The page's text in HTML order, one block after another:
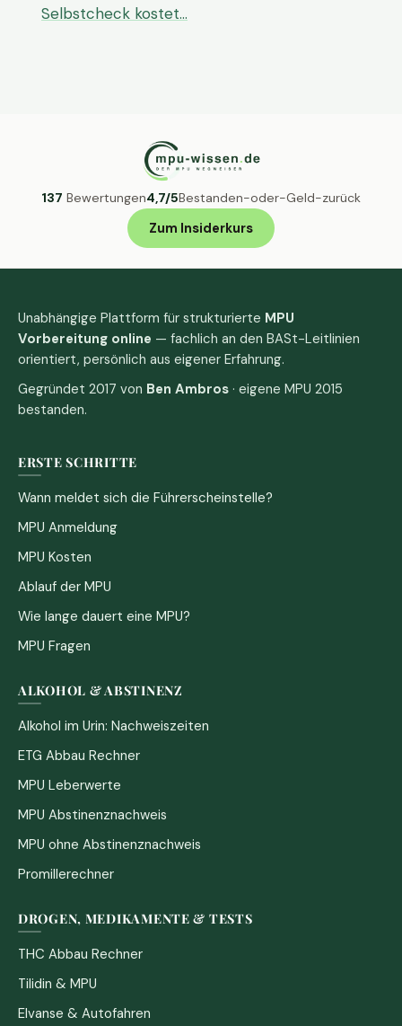
Selbstcheck kostet…
137 Bewertungen4,7/5Bestanden-oder-Geld-zurück
Zum Insiderkurs
Unabhängige Plattform für strukturierte MPU
Vorbereitung online — fachlich an den BASt-Leitlinien
orientiert, persönlich aus eigener Erfahrung.
Gegründet 2017 von Ben Ambros · eigene MPU 2015
bestanden.
ERSTE SCHRITTE
Wann meldet sich die Führerscheinstelle?
MPU Anmeldung
MPU Kosten
Ablauf der MPU
Wie lange dauert eine MPU?
MPU Fragen
ALKOHOL & ABSTINENZ
Alkohol im Urin: Nachweiszeiten
ETG Abbau Rechner
MPU Leberwerte
MPU Abstinenznachweis
MPU ohne Abstinenznachweis
Promillerechner
DROGEN, MEDIKAMENTE & TESTS
THC Abbau Rechner
Tilidin & MPU
Elvanse & Autofahren